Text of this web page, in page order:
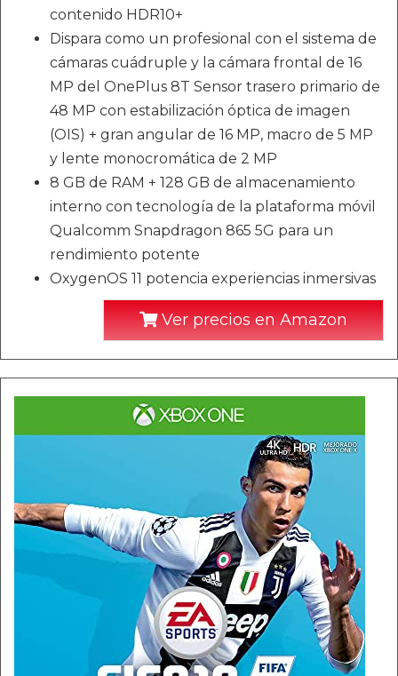
contenido HDR10+
Dispara como un profesional con el sistema de
cámaras cuádruple y la cámara frontal de 16
MP del OnePlus 8T Sensor trasero primario de
48 MP con estabilización óptica de imagen
(OIS) + gran angular de 16 MP, macro de 5 MP
y lente monocromática de 2 MP
8 GB de RAM + 128 GB de almacenamiento
interno con tecnología de la plataforma móvil
Qualcomm Snapdragon 865 5G para un
rendimiento potente
OxygenOS 11 potencia experiencias inmersivas
Ver precios en Amazon